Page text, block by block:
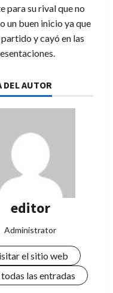
para su rival que no
un buen inicio ya que
y cayó en las
DEL AUTOR
editor
Administrator
el sitio web
las entradas